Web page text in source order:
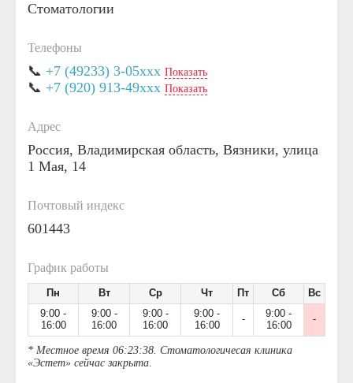
Стоматологии
Телефоны
📞 +7 (49233) 3-05xxx Показать
📞 +7 (920) 913-49xxx Показать
Адрес
Россия, Владимирская область, Вязники, улица
1 Мая, 14
Почтовый индекс
601443
График работы
Пн Вт Ср Чт Пт Сб
Вс
9:00 -
16:00
9:00 -
16:00
9:00 -
16:00
9:00 -
16:00
-
9:00 -
16:00
-
* Местное время 06:23:38. Стоматологичесая клиника
«Эстет» сейчас закрыта.